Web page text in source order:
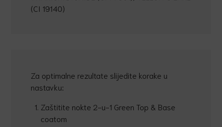
(CI 19140)
Za optimalne rezultate slijedite korake u
nastavku:
Zaštitite nokte 2-u-1 Green Top & Base
coatom